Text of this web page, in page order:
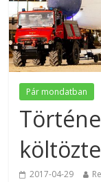
Pár mondatban
2017-04-29